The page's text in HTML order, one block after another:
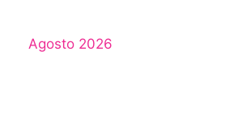
Agosto 2026